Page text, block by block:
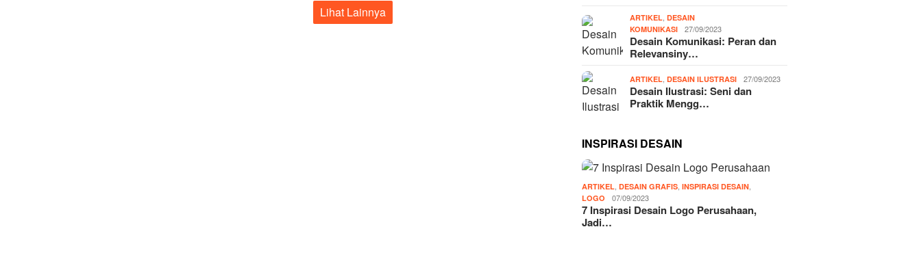
Lihat Lainnya ARTIKEL,DESAIN
KOMUNIKASI
27/09/2023
Desain Komunikasi: Peran dan
Relevansiny…
ARTIKEL,DESAIN ILUSTRASI 27/09/2023
Desain Ilustrasi: Seni dan
Praktik Mengg…
INSPIRASI DESAIN
ARTIKEL,DESAIN GRAFIS,INSPIRASI DESAIN,
LOGO 07/09/2023
7 Inspirasi Desain Logo Perusahaan,
Jadi…